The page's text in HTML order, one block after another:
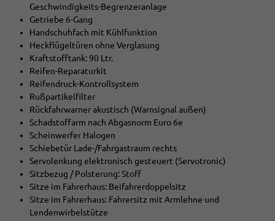
Geschwindigkeits-Begrenzeranlage
Getriebe 6-Gang
Handschuhfach mit Kühlfunktion
Heckflügeltüren ohne Verglasung
Kraftstofftank: 90 Ltr.
Reifen-Reparaturkit
Reifendruck-Kontrollsystem
Rußpartikelfilter
Rückfahrwarner akustisch (Warnsignal außen)
Schadstoffarm nach Abgasnorm Euro 6e
Scheinwerfer Halogen
Schiebetür Lade-/Fahrgastraum rechts
Servolenkung elektronisch gesteuert (Servotronic)
Sitzbezug / Polsterung: Stoff
Sitze im Fahrerhaus: Beifahrerdoppelsitz
Sitze im Fahrerhaus: Fahrersitz mit Armlehne und
Lendenwirbelstütze